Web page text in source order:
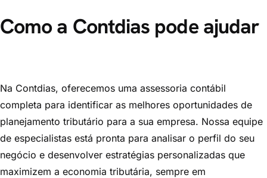
Como a Contdias pode ajudar
Na Contdias, oferecemos uma assessoria contábil
completa para identificar as melhores oportunidades de
planejamento tributário para a sua empresa. Nossa equipe
de especialistas está pronta para analisar o perfil do seu
negócio e desenvolver estratégias personalizadas que
maximizem a economia tributária, sempre em